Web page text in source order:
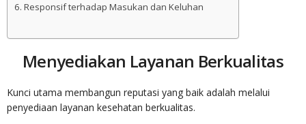
Responsif terhadap Masukan dan Keluhan
Menyediakan Layanan Berkualitas
Kunci utama membangun reputasi yang baik adalah melalui
penyediaan layanan kesehatan berkualitas.